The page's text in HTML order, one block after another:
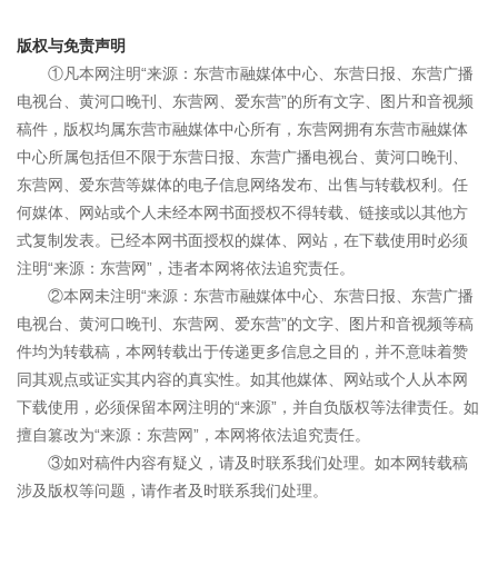
版权与免责声明
①凡本网注明“来源：东营市融媒体中心、东营日报、东营广播
电视台、黄河口晚刊、东营网、爱东营”的所有文字、图片和音视频
稿件，版权均属东营市融媒体中心所有，东营网拥有东营市融媒体
中心所属包括但不限于东营日报、东营广播电视台、黄河口晚刊、
东营网、爱东营等媒体的电子信息网络发布、出售与转载权利。任
何媒体、网站或个人未经本网书面授权不得转载、链接或以其他方
式复制发表。已经本网书面授权的媒体、网站，在下载使用时必须
注明“来源：东营网”，违者本网将依法追究责任。
②本网未注明“来源：东营市融媒体中心、东营日报、东营广播
电视台、黄河口晚刊、东营网、爱东营”的文字、图片和音视频等稿
件均为转载稿，本网转载出于传递更多信息之目的，并不意味着赞
同其观点或证实其内容的真实性。如其他媒体、网站或个人从本网
下载使用，必须保留本网注明的“来源”，并自负版权等法律责任。如
擅自篡改为“来源：东营网”，本网将依法追究责任。
③如对稿件内容有疑义，请及时联系我们处理。如本网转载稿
涉及版权等问题，请作者及时联系我们处理。